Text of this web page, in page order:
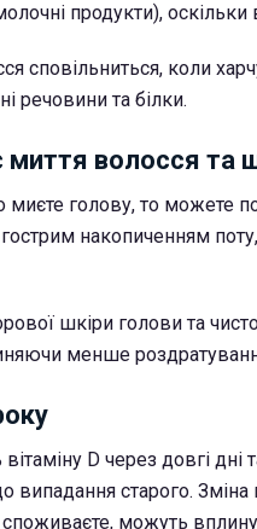
продукти), оскільки
сповільниться, коли
речовини та білки.
волосся та
миєте голову, то можете
гострим накопиченням
шкіри голови та
менше
вітаміну D через довгі
випадання старого.
можуть